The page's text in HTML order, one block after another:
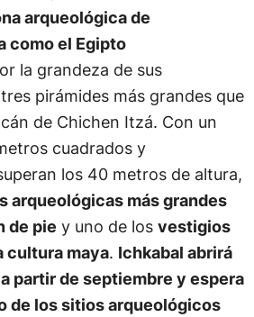
arqueológica de
como el Egipto
la grandeza de sus
pirámides más grandes que
de Chichen Itzá. Con un
cuadrados y
los 40 metros de altura,
arqueológicas más grandes
de pie y uno de los vestigios
cultura maya. Ichkabal abrirá
partir de septiembre y espera
de los sitios arqueológicos